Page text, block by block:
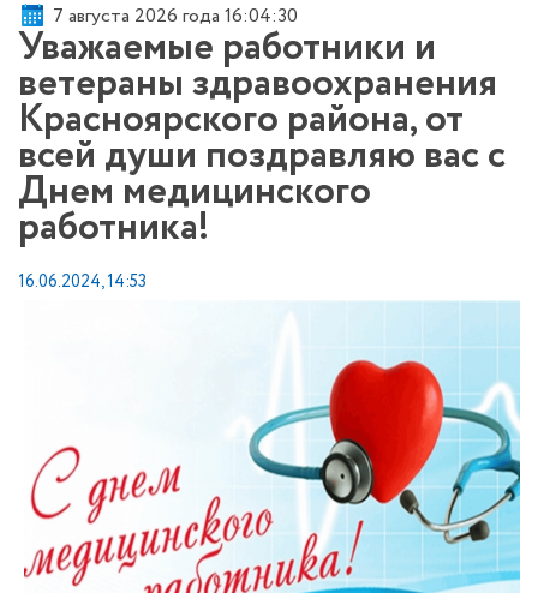
7 августа 2026 года 16:04:30
Уважаемые работники и
ветераны здравоохранения
Красноярского района, от
всей души поздравляю вас с
Днем медицинского
работника!
16.06.2024, 14:53